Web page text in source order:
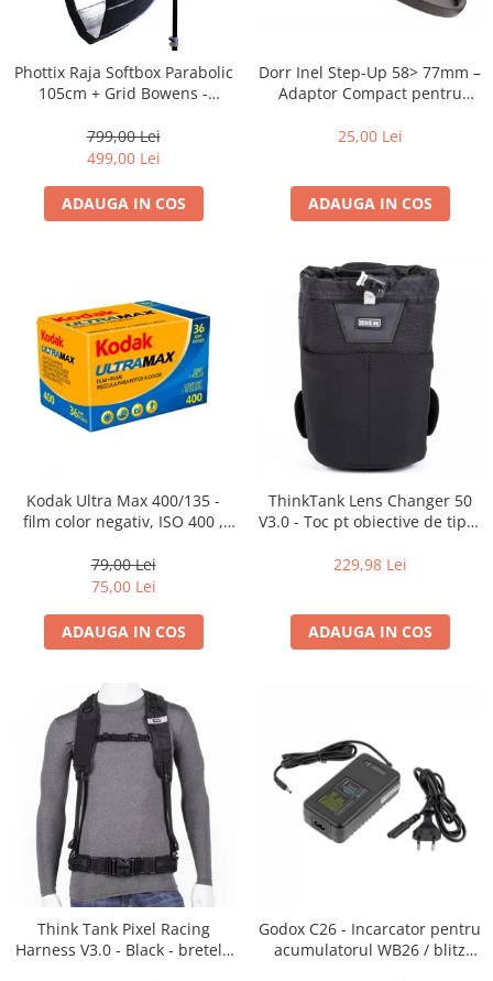
Phottix Raja Softbox Parabolic
105cm + Grid Bowens -
799,00 Lei
499,00 Lei
ADAUGA IN COS
Dorr Inel Step-Up 58> 77mm –
Adaptor Compact pentru
25,00 Lei
ADAUGA IN COS
Kodak Ultra Max 400/135 -
film color negativ, ISO 400 ,
79,00 Lei
75,00 Lei
ADAUGA IN COS
ThinkTank Lens Changer 50
V3.0 - Toc pt obiective de tipul
229,98 Lei
ADAUGA IN COS
Think Tank Pixel Racing
Harness V3.0 - Black - bretele
Godox C26 - Incarcator pentru
acumulatorul WB26 / blitz